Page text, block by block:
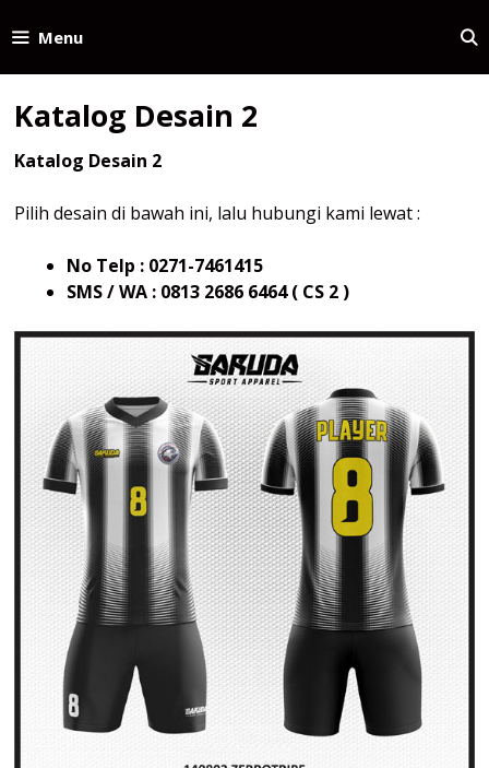
to
Menu
Katalog Desain 2
Katalog Desain 2
Pilih desain di bawah ini, lalu hubungi kami lewat :
No Telp : 0271-7461415
SMS / WA : 0813 2686 6464 ( CS 2 )